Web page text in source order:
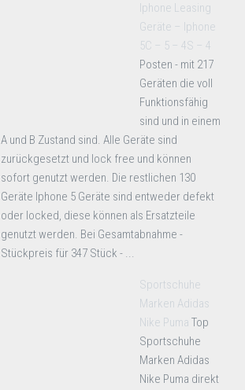
Iphone Leasing
Geräte – Iphone
5C – 5 – 4S – 4
Posten - mit 217
Geräten die voll
Funktionsfähig
sind und in einem
A und B Zustand sind. Alle Geräte sind
zurückgesetzt und lock free und können
sofort genutzt werden. Die restlichen 130
Geräte Iphone 5 Geräte sind entweder defekt
oder locked, diese können als Ersatzteile
genutzt werden. Bei Gesamtabnahme -
Stückpreis für 347 Stück - ...
Sportschuhe
Marken Adidas
Nike Puma Top
Sportschuhe
Marken Adidas
Nike Puma direkt